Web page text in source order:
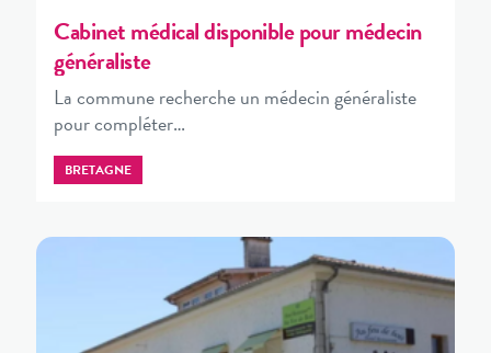
Cabinet médical disponible pour médecin
généraliste
La commune recherche un médecin généraliste
pour compléter…
BRETAGNE